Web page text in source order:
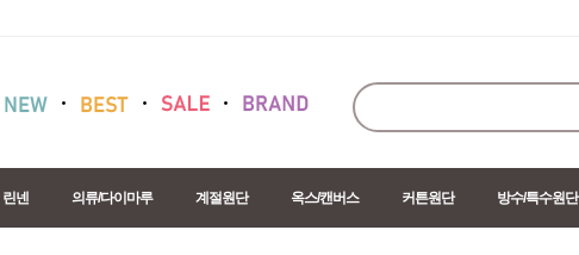
린넨 의류/다이마루 계절원단 옥스/캔버스 커튼원단 방수/특수원단